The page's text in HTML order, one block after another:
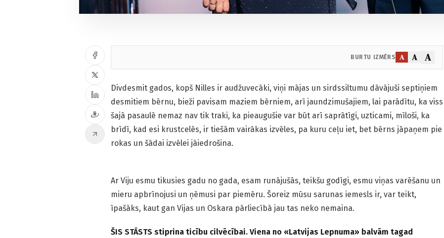
BURTU IZMĒRS A A A
Divdesmit gados, kopš Nilles ir audžuvecāki, viņi mājas un sirdssiltumu dāvājuši septiņiem
desmitiem bērnu, bieži pavisam maziem bērniem, arī jaundzimušajiem, lai parādītu, ka viss
šajā pasaulē nemaz nav tik traki, ka pieaugušie var būt arī saprātīgi, uzticami, mīloši, ka
brīdī, kad esi krustcelēs, ir tiešām vairākas izvēles, pa kuru ceļu iet, bet bērns jāpaņem pie
rokas un šādai izvēlei jāiedrošina.
Ar Viju esmu tikusies gadu no gada, esam runājušās, teikšu godīgi, esmu viņas varēšanu un
mieru apbrīnojusi un ņēmusi par piemēru. Šoreiz mūsu sarunas iemesls ir, var teikt,
īpašāks, kaut gan Vijas un Oskara pārliecībā jau tas neko nemaina.
ŠIS STĀSTS stiprina ticību cilvēcībai. Viena no «Latvijas Lepnuma» balvām tagad